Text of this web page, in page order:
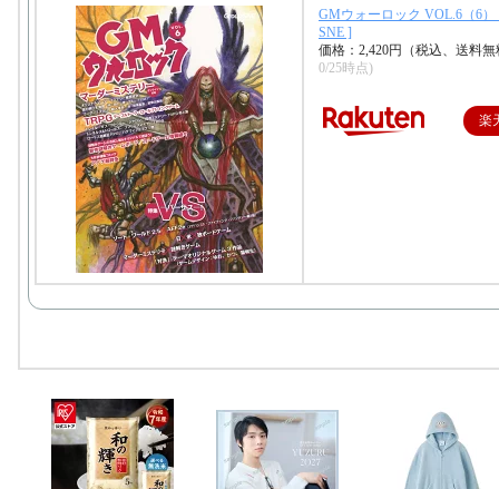
GMウォーロック VOL.6（6
SNE ]
価格：2,420円（税込、送料
0/25時点)
楽